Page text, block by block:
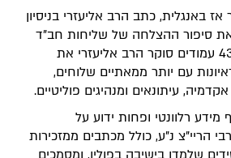
באנגלית, כתב הרב אליעזרי בניסיון
את סיפור ההצלחה של שליחות חב"ד
שאין לו אח ורע. ב-432 עמודים סוקר הרב אליעזרי את
עם יותר ממאתיים שלוחים,
עיתונאים ומנהיגים פוליטיים.
רלוונטי ופחות ידוע על
הריי"צ נ"ע, כולל מכתבים ממזכירות